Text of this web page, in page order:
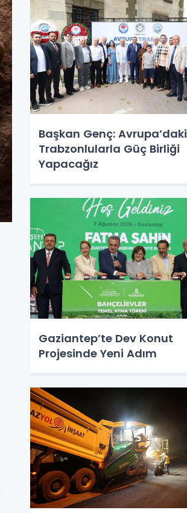
Başkan Genç: Avrupa’daki
Trabzonlularla Güç Birliği
Yapacağız
Gaziantep’te Dev Konut
Projesinde Yeni Adım